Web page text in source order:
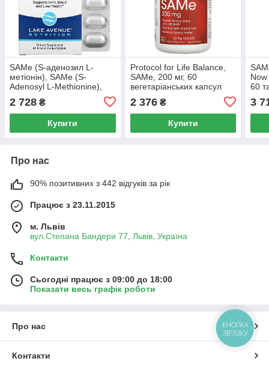
SAMe (S-аденозил L-
метіонін), SAMe (S-
Adenosyl L-Methionine),
Lake Avenue Nutrition, 400
мг, 60 таблеток
2 728 ₴
Купити
Protocol for Life Balance,
SAMe, 200 мг, 60
вегетаріанських капсул
2 376₴
Купити
60
3
Про нас
90% позитивних з 442 відгуків за рік
Працює з 23.11.2015
м. Львів
вул.Степана Бандери 77, Львів, Україна
Контакти
Сьогодні працює з 09:00 до 18:00
Показати весь графік роботи
Про нас
Контакти
КНОПКА
ЗВ'ЯЗКУ